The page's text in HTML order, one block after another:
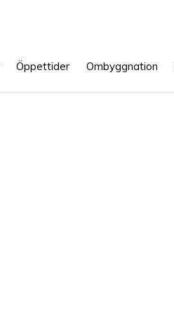
Öppettider Ombyggnation